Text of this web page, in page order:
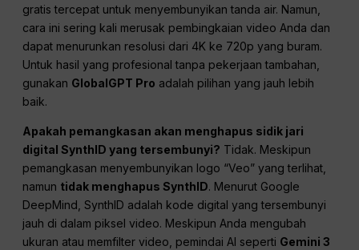
gratis tercepat untuk menyembunyikan tanda air. Namun,
cara ini sering kali merusak pembingkaian video Anda dan
dapat menurunkan resolusi dari 4K ke 720p yang buram.
Untuk hasil yang profesional tanpa pekerjaan tambahan,
gunakan GlobalGPT Pro adalah pilihan yang jauh lebih
baik.
Apakah pemangkasan akan menghapus sidik jari
digital SynthID yang tersembunyi? Tidak. Meskipun
pemangkasan menyembunyikan logo “Veo” yang terlihat,
namun tidak menghapus SynthID. Menurut Google
DeepMind, SynthID adalah kode digital yang tersembunyi
jauh di dalam piksel video. Meskipun Anda mengubah
ukuran atau memfilter video, pemindai AI seperti Gemini 3